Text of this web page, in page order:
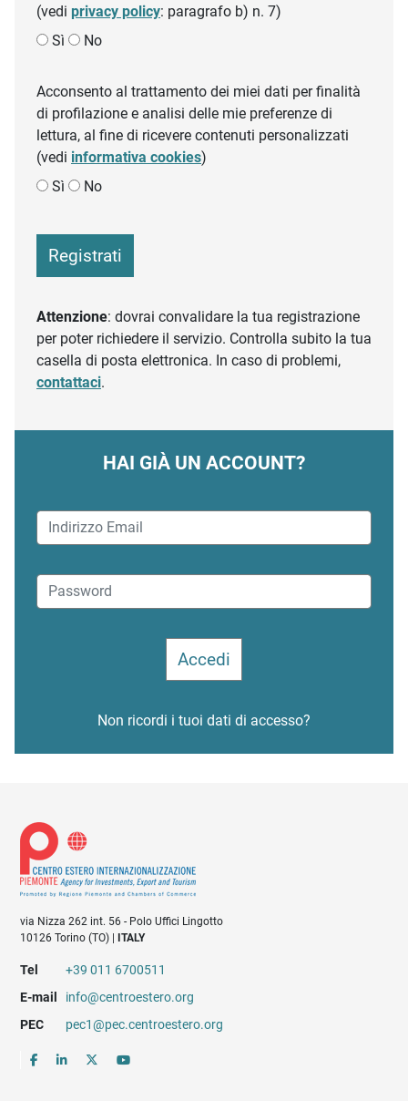
(vedi privacy policy: paragrafo b) n. 7)
Sì
No
Acconsento al trattamento dei miei dati per finalità
di profilazione e analisi delle mie preferenze di
lettura, al fine di ricevere contenuti personalizzati
(vedi informativa cookies)
Sì
No
Registrati
Attenzione: dovrai convalidare la tua registrazione
per poter richiedere il servizio. Controlla subito la tua
casella di posta elettronica. In caso di problemi,
contattaci.
HAI GIÀ UN ACCOUNT?
Non ricordi i tuoi dati di accesso?
via Nizza 262 int. 56 - Polo Uffici Lingotto
10126 Torino (TO) |ITALY
Tel
+39 011 6700511
E-mail
info@centroestero.org
PEC
pec1@pec.centroestero.org